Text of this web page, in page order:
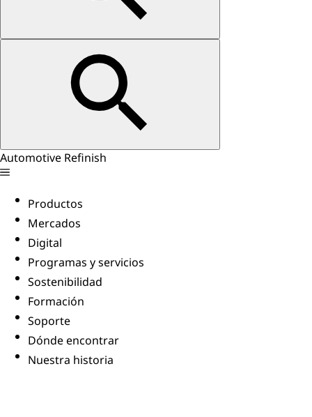
Automotive Refinish
Productos
Mercados
Digital
Programas y servicios
Sostenibilidad
Formación
Soporte
Dónde encontrar
Nuestra historia